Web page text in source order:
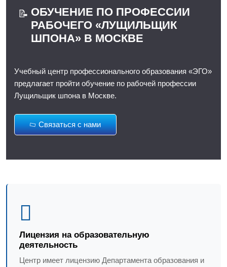
📝 ОБУЧЕНИЕ ПО ПРОФЕССИИ
РАБОЧЕГО «ЛУЩИЛЬЩИК
ШПОНА» В МОСКВЕ
Учебный центр профессионального образования «ЭГО»
предлагает пройти обучение по рабочей профессии
Лущильщик шпона в Москве.
Связаться с нами
Лицензия на образовательную
деятельность
Центр имеет лицензию Департамента образования и